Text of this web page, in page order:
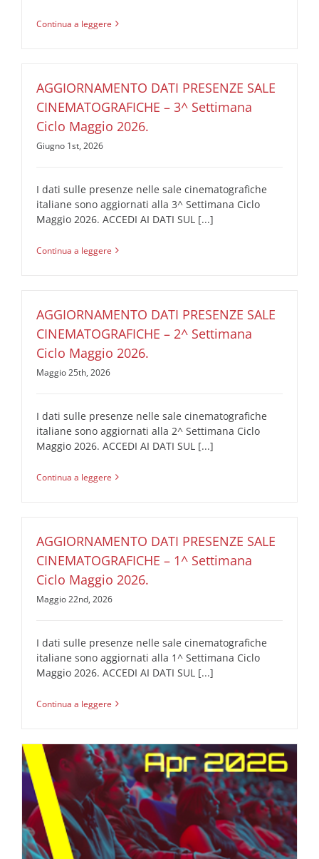
Continua a leggere
AGGIORNAMENTO DATI PRESENZE SALE
CINEMATOGRAFICHE – 3^ Settimana
Ciclo Maggio 2026.
Giugno 1st, 2026
I dati sulle presenze nelle sale cinematografiche
italiane sono aggiornati alla 3^ Settimana Ciclo
Maggio 2026. ACCEDI AI DATI SUL [...]
Continua a leggere
AGGIORNAMENTO DATI PRESENZE SALE
CINEMATOGRAFICHE – 2^ Settimana
Ciclo Maggio 2026.
Maggio 25th, 2026
I dati sulle presenze nelle sale cinematografiche
italiane sono aggiornati alla 2^ Settimana Ciclo
Maggio 2026. ACCEDI AI DATI SUL [...]
Continua a leggere
AGGIORNAMENTO DATI PRESENZE SALE
CINEMATOGRAFICHE – 1^ Settimana
Ciclo Maggio 2026.
Maggio 22nd, 2026
I dati sulle presenze nelle sale cinematografiche
italiane sono aggiornati alla 1^ Settimana Ciclo
Maggio 2026. ACCEDI AI DATI SUL [...]
Continua a leggere
AGGIORNAMENTO AUDIMOVIE Il Profilo degli
Spettatori delle Sale Cinematografiche \ APRILE 2026
AUDIMOVIE Ricerche Pubblicità Cinema Il Profilo degli
Spettatori delle Sale Cinematografiche